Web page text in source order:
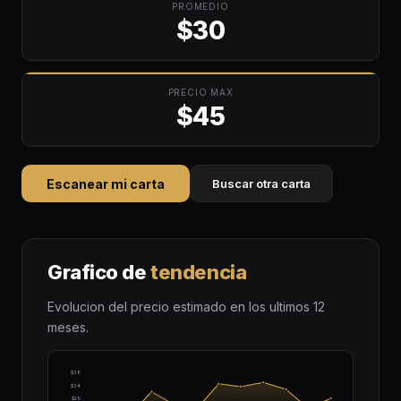
PROMEDIO
$30
PRECIO MAX
$45
Escanear mi carta Buscar otra carta
Grafico detendencia
Evolucion del precio estimado en los ultimos 12
meses.
$29
$34
$38